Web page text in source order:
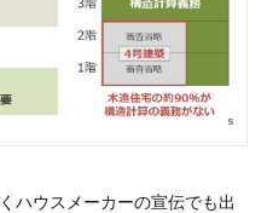
ハウスメーカーの宣伝でも出